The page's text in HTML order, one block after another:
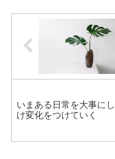
いまある日常を大事に
け変化をつけていく